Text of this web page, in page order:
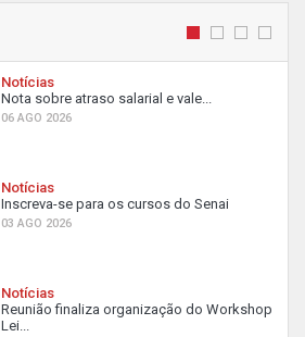
Notícias
Nota sobre atraso salarial e vale...
06 AGO 2026
Notícias
Inscreva-se para os cursos do Senai
03 AGO 2026
Notícias
Reunião finaliza organização do Workshop
Lei...